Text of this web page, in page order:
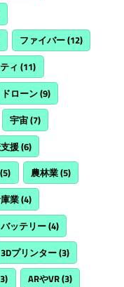
ファイバー(12)
ィ (11)
ドローン(9)
宇宙(7)
援(6)
(5) 農林業(5)
業(4)
バッテリー(4)
3Dプリンター(3)
ARやVR(3)